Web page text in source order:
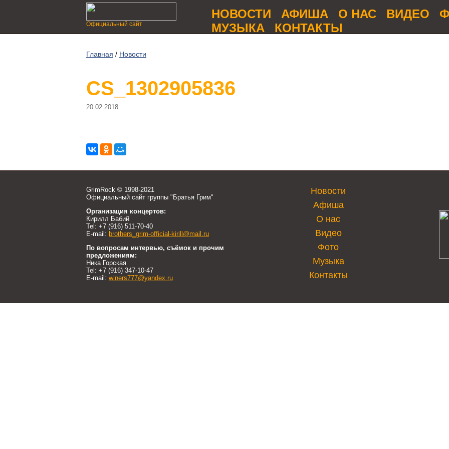
Официальный сайт
НОВОСТИ АФИША О НАС ВИДЕО
МУЗЫКА
КОНТАКТЫ
Главная / Новости
CS_1302905836
20.02.2018
GrimRock © 1998-2021
Официальный сайт группы "Братья Грим"
Организация концертов:
Кирилл Бабий
Tel: +7 (916) 511-70-40
E-mail: brothers_grim-official-kirill@mail.ru
По вопросам интервью, съёмок и прочим
предложениям:
Ника Горская
Tel: +7 (916) 347-10-47
E-mail: winers777@yandex.ru
Новости
Афиша
О нас
Видео
Фото
Музыка
Контакты